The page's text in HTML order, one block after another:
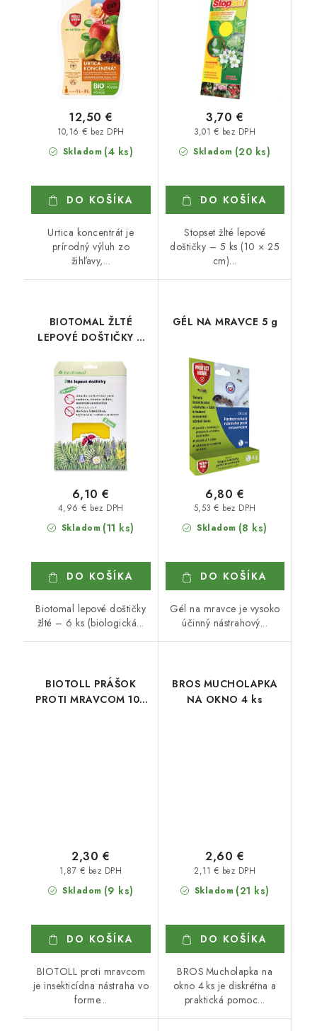
Skladom (4 ks)
10,16 € bez DPH
12,50 €
DO KOŠÍKA
Urtica koncentrát je
prírodný výluh zo
žihľavy,...
Skladom (20 ks)
3,01 € bez DPH
3,70 €
DO KOŠÍKA
Stopset žlté lepové
doštičky – 5 ks (10 × 25
cm)...
BIOTOMAL ŽLTÉ
LEPOVÉ DOŠTIČKY 6
Skladom (11 ks)
4,96 € bez DPH
6,10 €
DO KOŠÍKA
Biotomal lepové doštičky
žlté – 6 ks (biologická...
GÉL NA MRAVCE 5 g
Skladom (8 ks)
5,53 € bez DPH
6,80 €
DO KOŠÍKA
Gél na mravce je vysoko
účinný nástrahový...
BIOTOLL PRÁŠOK
PROTI MRAVCOM 100
Skladom (9 ks)
1,87 € bez DPH
2,30 €
DO KOŠÍKA
BIOTOLL proti mravcom
je insekticídna nástraha vo
forme...
BROS MUCHOLAPKA
NA OKNO 4 ks
Skladom (21 ks)
2,11 € bez DPH
2,60 €
DO KOŠÍKA
BROS Mucholapka na
okno 4 ks je diskrétna a
praktická pomoc...